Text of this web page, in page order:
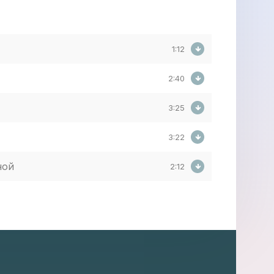
1:12
2:40
3:25
3:22
2:12